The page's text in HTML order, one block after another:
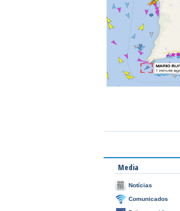
Media
Notícias
Comunicados